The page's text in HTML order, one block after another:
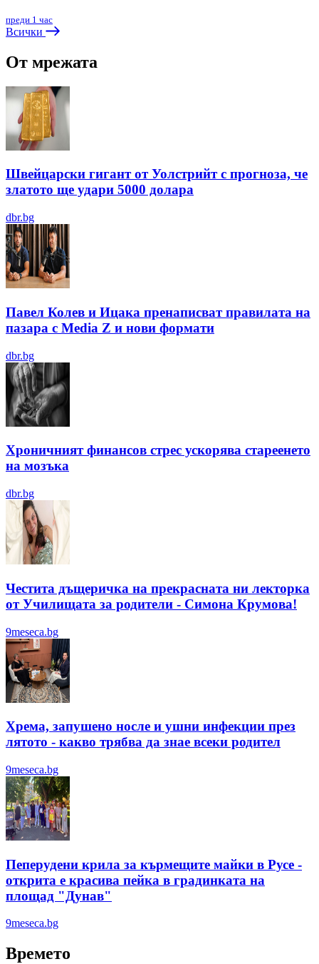
преди 1 час
Всички
От мрежата
Швейцарски гигант от Уолстрийт с прогноза, че
златото ще удари 5000 долара
dbr.bg
Павел Колев и Ицака пренаписват правилата на
пазара с Media Z и нови формати
dbr.bg
Хроничният финансов стрес ускорява стареенето
на мозъка
dbr.bg
Честита дъщеричка на прекрасната ни лекторка
от Училищата за родители - Симона Крумова!
9meseca.bg
Хрема, запушено носле и ушни инфекции през
лятотo - какво трябва да знае всеки родител
9meseca.bg
Пеперудени крила за кърмещите майки в Русе -
открита е красива пейка в градинката на
площад "Дунав"
9meseca.bg
Времето